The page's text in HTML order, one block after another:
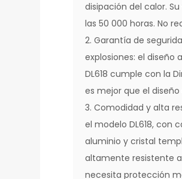
disipación del calor.
las 50 000 horas. No
2. Garantía de
explosiones: el diseño
DL618 cumple con la
es mejor que el
3. Comodidad y alta
el modelo DL618, con
aluminio y cristal
altamente resistente
necesita protección